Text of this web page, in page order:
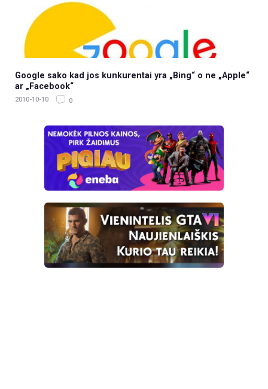
Google sako kad jos kunkurentai yra „Bing“ o ne „Apple“
ar „Facebook“
2010-10-10 0